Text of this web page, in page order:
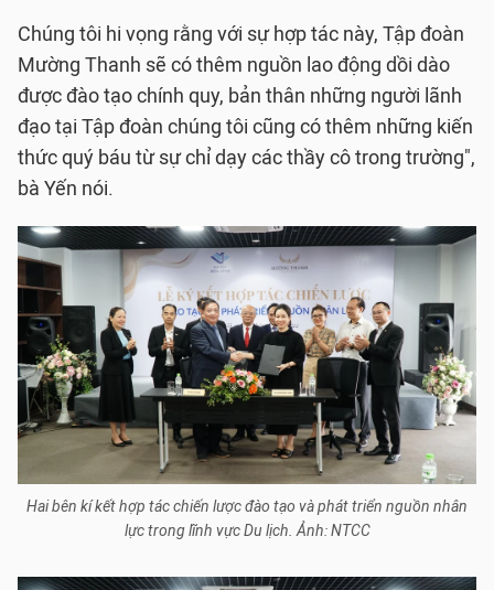
Chúng tôi hi vọng rằng với sự hợp tác này, Tập đoàn
Mường Thanh sẽ có thêm nguồn lao động dồi dào
được đào tạo chính quy, bản thân những người lãnh
đạo tại Tập đoàn chúng tôi cũng có thêm những kiến
thức quý báu từ sự chỉ dạy các thầy cô trong trường",
bà Yến nói.
Hai bên kí kết hợp tác chiến lược đào tạo và phát triển nguồn nhân
lực trong lĩnh vực Du lịch. Ảnh: NTCC